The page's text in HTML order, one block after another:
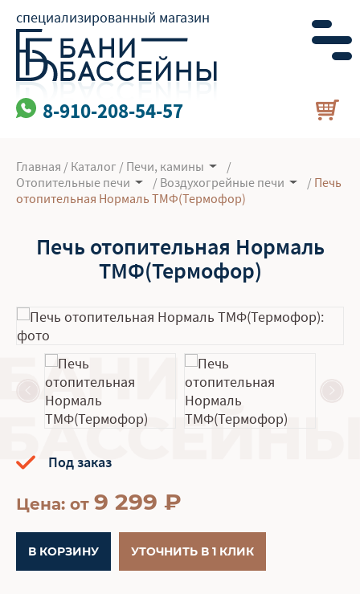
специализированный магазин
8-910-208-54-57
Главная / Каталог / Печи, камины
/
Отопительные печи
/ Воздухогрейные печи / Печь
отопительная Нормаль ТМФ(Термофор)
Печь отопительная Нормаль
ТМФ(Термофор)
Цена: от 9 299 ₽
Под заказ
В КОРЗИНУ УТОЧНИТЬ В 1 КЛИК